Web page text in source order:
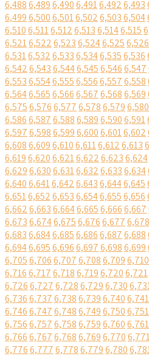
6,4886,4896,4906,4916,4926,493
6,4996,5006,5016,5026,5036,504
6,5106,5116,5126,5136,5146,515
6,5216,5226,5236,5246,5256,526
6,5316,5326,5336,5346,5356,536
6,5426,5436,5446,5456,5466,547
6,5536,5546,5556,5566,5576,558
6,5646,5656,5666,5676,5686,569
6,5756,5766,5776,5786,5796,580
6,5866,5876,5886,5896,5906,591
6,5976,5986,5996,6006,6016,602
6,6086,6096,6106,6116,6126,613
6,6196,6206,6216,6226,6236,624
6,6296,6306,6316,6326,6336,634
6,6406,6416,6426,6436,6446,645
6,6516,6526,6536,6546,6556,656
6,6626,6636,6646,6656,6666,667
6,6736,6746,6756,6766,6776,678
6,6836,6846,6856,6866,6876,688
6,6946,6956,6966,6976,6986,699
6,7056,7066,7076,7086,7096,710
6,7166,7176,7186,7196,7206,721
6,7266,7276,7286,7296,730
6,7366,7376,7386,7396,7406,741
6,7466,7476,7486,7496,7506,751
6,7566,7576,7586,7596,7606,761
6,7666,7676,7686,7696,770
6,7766,7776,7786,7796,780